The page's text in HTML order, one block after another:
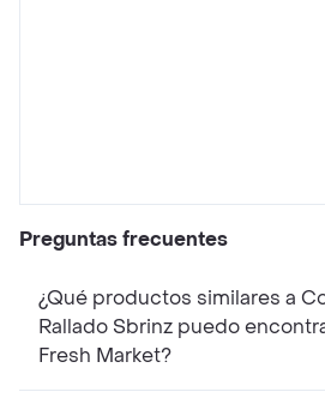
Preguntas frecuentes
¿Qué productos similares a
Rallado Sbrinz puedo
Fresh Market?